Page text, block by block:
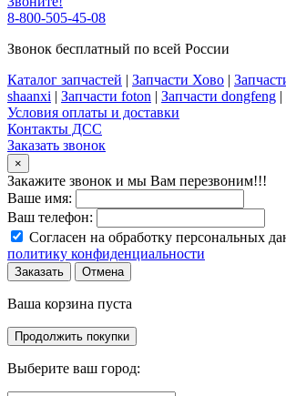
8-800-505-45-08
Звонок бесплатный по всей России
Каталог запчастей | Запчасти Хово |
shaanxi | Запчасти foton | Запчасти dongfeng |
Условия оплаты и доставки
Контакты ДСС
Заказать звонок
×
Закажите звонок и мы Вам перезвоним!!!
Ваше имя:
Ваш телефон:
Согласен на обработку персональных
политику конфиденциальности
Заказать Отмена
Ваша корзина пуста
Продолжить покупки
Выберите ваш город: